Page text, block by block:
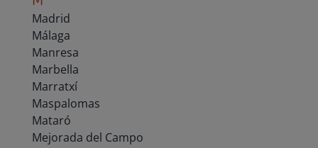
Madrid
Málaga
Manresa
Marbella
Marratxí
Maspalomas
Mataró
Mejorada del Campo